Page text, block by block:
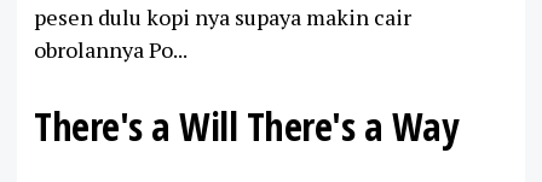
pesen dulu kopi nya supaya makin cair
obrolannya Po...
There's a Will There's a Way